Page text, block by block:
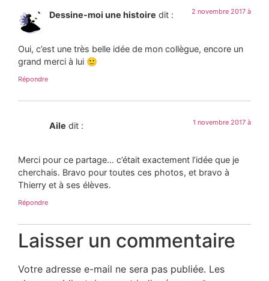
Dessine-moi une histoire dit : 2 novembre 2017 à
Oui, c’est une très belle idée de mon collègue, encore un
grand merci à lui 🙂
Répondre
Aile dit : 1 novembre 2017 à
Merci pour ce partage… c’était exactement l’idée que je
cherchais. Bravo pour toutes ces photos, et bravo à
Thierry et à ses élèves.
Répondre
Laisser un commentaire
Votre adresse e-mail ne sera pas publiée. Les